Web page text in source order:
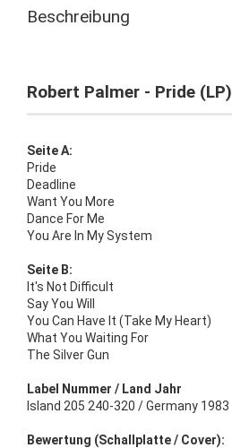
Beschreibung
Robert Palmer - Pride (LP)
Seite A:
Pride
Deadline
Want You More
Dance For Me
You Are In My System
Seite B:
It's Not Difficult
Say You Will
You Can Have It (Take My Heart)
What You Waiting For
The Silver Gun
Label Nummer / Land Jahr
Island 205 240-320 / Germany 1983
Bewertung (Schallplatte / Cover):